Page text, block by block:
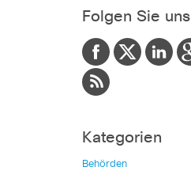
Folgen Sie uns
Kategorien
Behörden